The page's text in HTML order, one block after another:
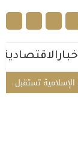
تستقبل ضيوف